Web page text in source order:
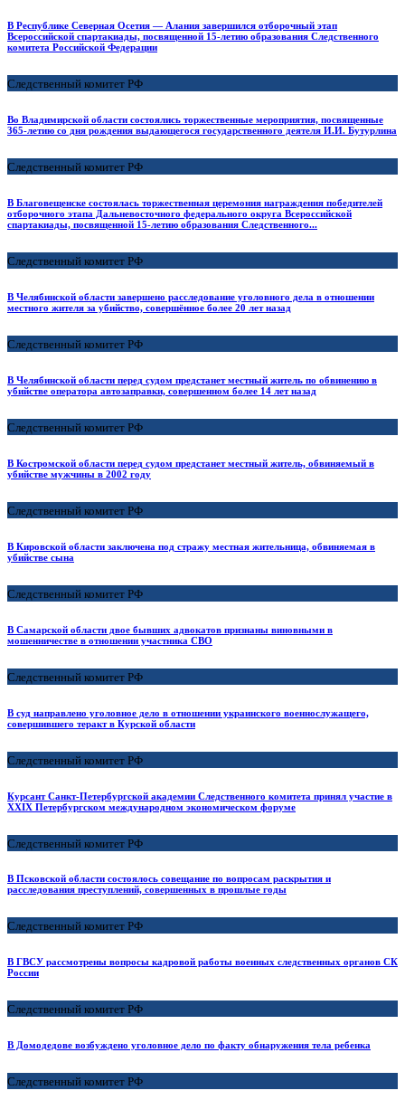
В Республике Северная Осетия — Алания завершился отборочный этап
Всероссийской спартакиады, посвященной 15-летию образования Следственного
комитета Российской Федерации
Следственный комитет РФ
Во Владимирской области состоялись торжественные мероприятия, посвященные
365-летию со дня рождения выдающегося государственного деятеля И.И. Бутурлина
Следственный комитет РФ
В Благовещенске состоялась торжественная церемония награждения победителей
отборочного этапа Дальневосточного федерального округа Всероссийской
спартакиады, посвященной 15-летию образования Следственного...
Следственный комитет РФ
В Челябинской области завершено расследование уголовного дела в отношении
местного жителя за убийство, совершённое более 20 лет назад
Следственный комитет РФ
В Челябинской области перед судом предстанет местный житель по обвинению в
убийстве оператора автозаправки, совершенном более 14 лет назад
Следственный комитет РФ
В Костромской области перед судом предстанет местный житель, обвиняемый в
убийстве мужчины в 2002 году
Следственный комитет РФ
В Кировской области заключена под стражу местная жительница, обвиняемая в
убийстве сына
Следственный комитет РФ
В Самарской области двое бывших адвокатов признаны виновными в
мошенничестве в отношении участника СВО
Следственный комитет РФ
В суд направлено уголовное дело в отношении украинского военнослужащего,
совершившего теракт в Курской области
Следственный комитет РФ
Курсант Санкт-Петербургской академии Следственного комитета принял участие в
XXIX Петербургском международном экономическом форуме
Следственный комитет РФ
В Псковской области состоялось совещание по вопросам раскрытия и
расследования преступлений, совершенных в прошлые годы
Следственный комитет РФ
В ГВСУ рассмотрены вопросы кадровой работы военных следственных органов СК
России
Следственный комитет РФ
В Домодедове возбуждено уголовное дело по факту обнаружения тела ребенка
Следственный комитет РФ